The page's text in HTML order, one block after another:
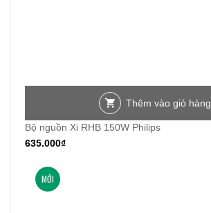
Thêm vào giỏ hàng
Bộ nguồn Xi RHB 150W Philips
635.000₫
MỚI